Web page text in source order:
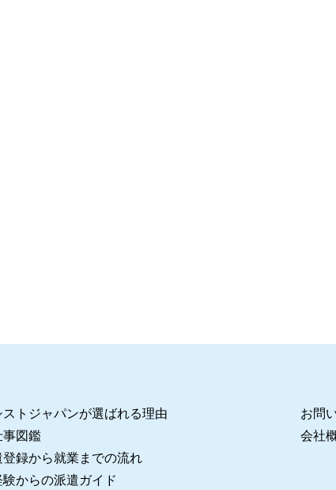
ストジャパンが選ばれる理由
事図鑑
登録から就業までの流れ
験からの派遣ガイド
お問
会社